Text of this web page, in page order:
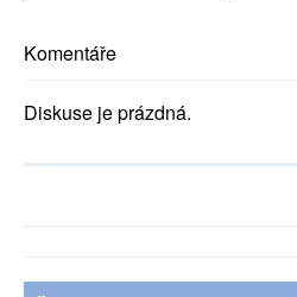
Komentáře
Diskuse je prázdná.